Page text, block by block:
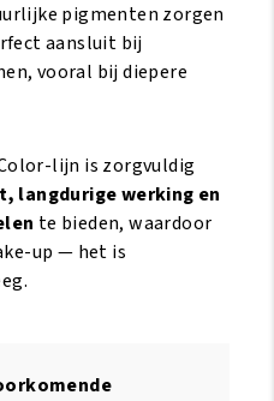
pigmenten zorgen
aansluit bij
vooral bij diepere
lijn is zorgvuldig
langdurige werking en
te bieden, waardoor
up — het is